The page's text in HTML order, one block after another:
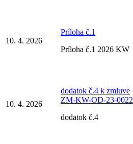
10. 4. 2026
Príloha č.1
Príloha č.1 2026 KW
10. 4. 2026
dodatok č.4 k zmluve
ZM-KW-OD-23-0022
dodatok č.4